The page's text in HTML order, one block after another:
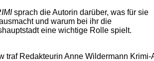
sprach die Autorin darüber, was für sie
und warum bei ihr die
eine wichtige Rolle spielt.
traf Redakteurin Anne Wildermann